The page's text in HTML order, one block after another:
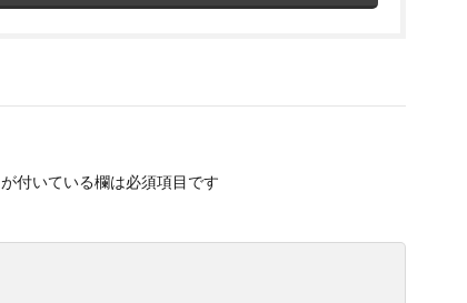
が付いている欄は必須項目です